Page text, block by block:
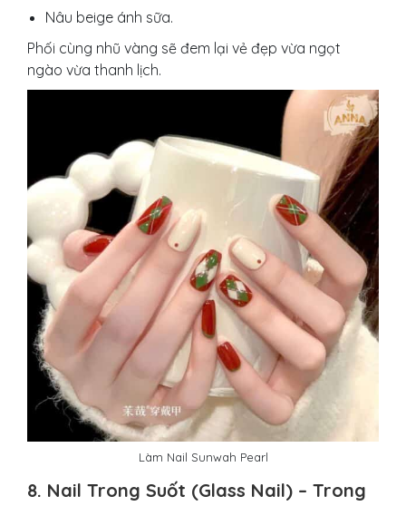
Nâu beige ánh sữa.
Phối cùng nhũ vàng sẽ đem lại vẻ đẹp vừa ngọt
ngào vừa thanh lịch.
Làm Nail Sunwah Pearl
8. Nail Trong Suốt (Glass Nail) – Trong